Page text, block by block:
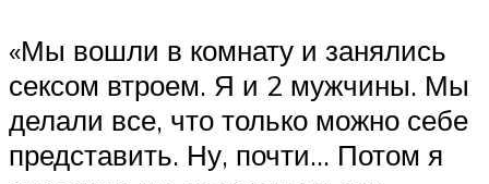
«Мы вошли в комнату и занялись
сексом втроем. Я и 2 мужчины. Мы
делали все, что только можно себе
представить. Ну, почти… Потом я